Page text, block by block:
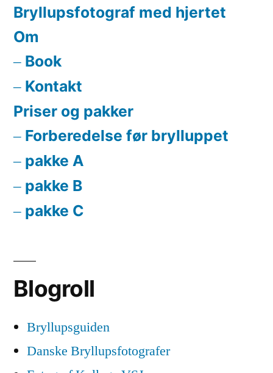
Bryllupsfotograf med hjertet
Om
Book
Kontakt
Priser og pakker
Forberedelse før brylluppet
pakke A
pakke B
pakke C
Blogroll
Bryllupsguiden
Danske Bryllupsfotografer